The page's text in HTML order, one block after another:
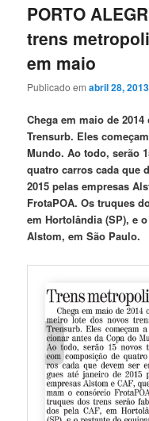
PORTO
trens
em maio
Publicado emabril 28, 2013
Chega em maio de
Trensurb. Eles
Mundo. Ao todo, serão
quatro carros cada que
2015 pelas empresas
FrotaPOA. Os truques
em Hortolândia (SP), e
Alstom, em São Paulo.